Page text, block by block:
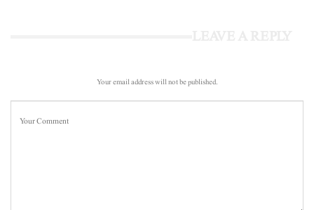
Your email address will not be published.